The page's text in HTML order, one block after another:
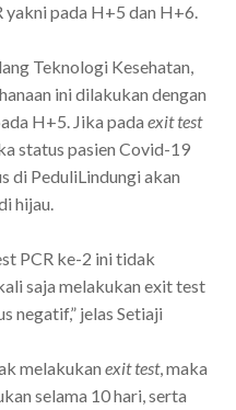
pada H+5 dan H+6.
Teknologi Kesehatan,
ini dilakukan dengan
H+5. Jika pada exit test
status pasien Covid-19
di PeduliLindungi akan
hijau.
PCR ke-2 ini tidak
saja melakukan exit test
negatif,” jelas Setiaji
melakukan exit test, maka
selama 10 hari, serta